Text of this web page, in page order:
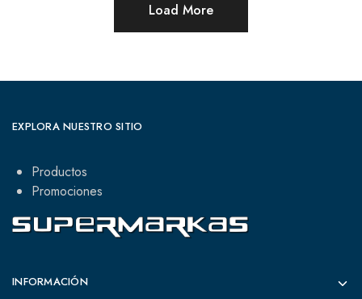
Load More
EXPLORA NUESTRO SITIO
Productos
Promociones
INFORMACIÓN